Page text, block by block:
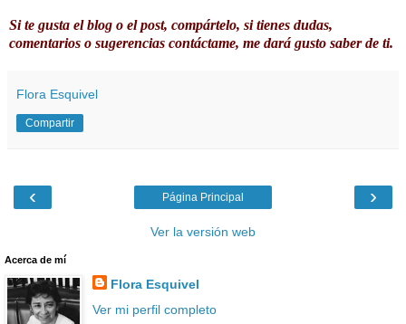
Si te gusta el blog o el post, compártelo, si tienes dudas,
comentarios o sugerencias contáctame, me dará gusto saber de ti.
Flora Esquivel
Compartir
‹ ›
Página Principal
Ver la versión web
Acerca de mí
Flora Esquivel
Ver mi perfil completo